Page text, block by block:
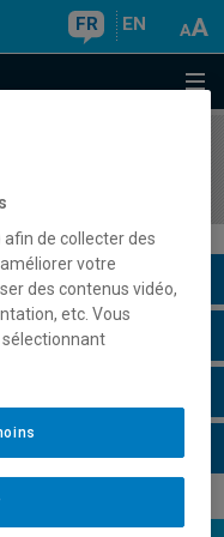
FR EN
de collecter des
votre
des contenus vidéo,
etc. Vous